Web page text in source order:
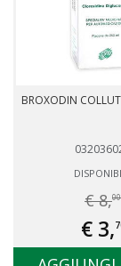
BROXODIN
€ 8,00
€ 3,